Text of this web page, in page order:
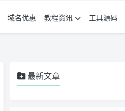
域名优惠 教程资讯 工具源码
最新文章